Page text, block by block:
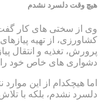
هیچ وقت دلسرد نشدم
وی از سختی های کار
کشاورزی، از تهیه
پرورش، تغذیه و انتقال
دشواری های خاص خود را
اما هیچکدام از این
دلسرد نشدم، بلکه با